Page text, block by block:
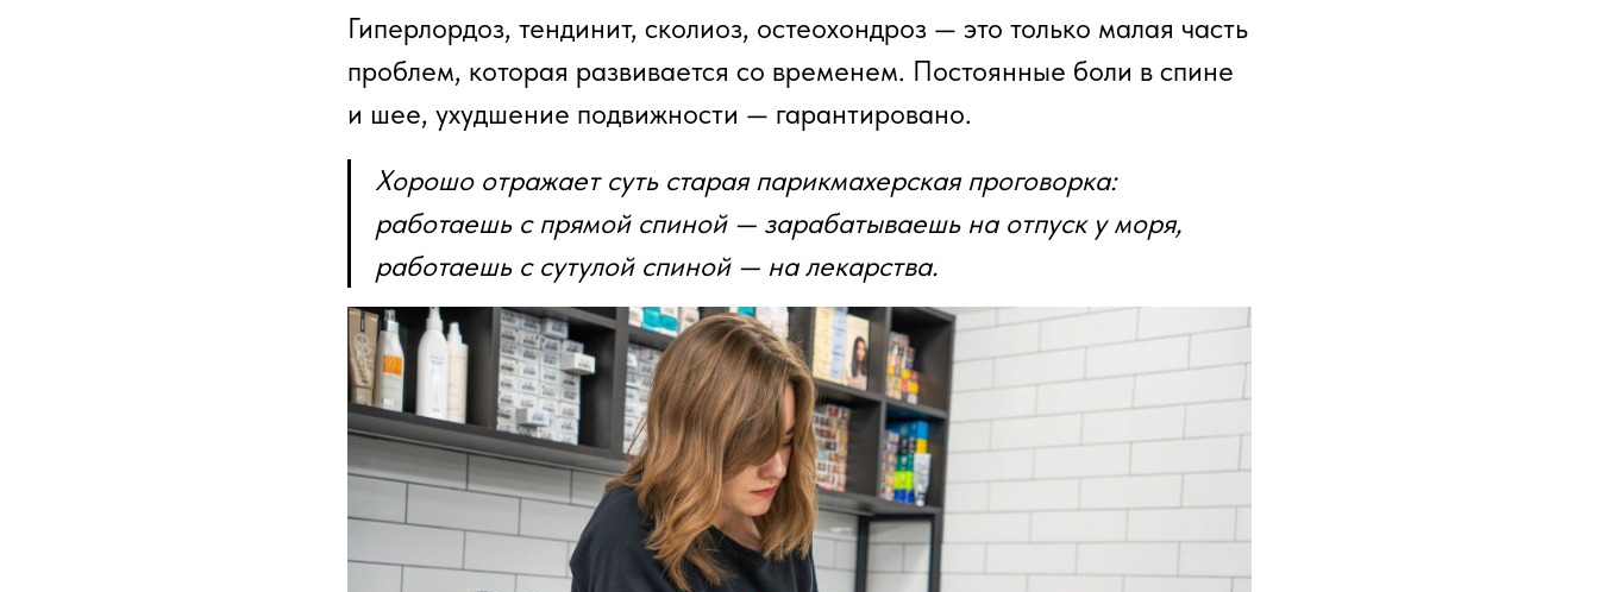
Гиперлордоз, тендинит, сколиоз, остеохондроз — это только малая часть
проблем, которая развивается со временем. Постоянные боли в спине
и шее, ухудшение подвижности — гарантировано.
Хорошо отражает суть старая парикмахерская проговорка:
работаешь с прямой спиной — зарабатываешь на отпуск у моря,
работаешь с сутулой спиной — на лекарства.